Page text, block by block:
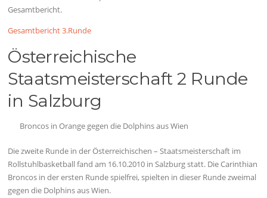
Gesamtbericht.
Gesamtbericht 3.Runde
Österreichische
Staatsmeisterschaft 2 Runde
in Salzburg
Broncos in Orange gegen die Dolphins aus Wien
Die zweite Runde in der Österreichischen – Staatsmeisterschaft im
Rollstuhlbasketball fand am 16.10.2010 in Salzburg statt. Die Carinthian
Broncos in der ersten Runde spielfrei, spielten in dieser Runde zweimal
gegen die Dolphins aus Wien.